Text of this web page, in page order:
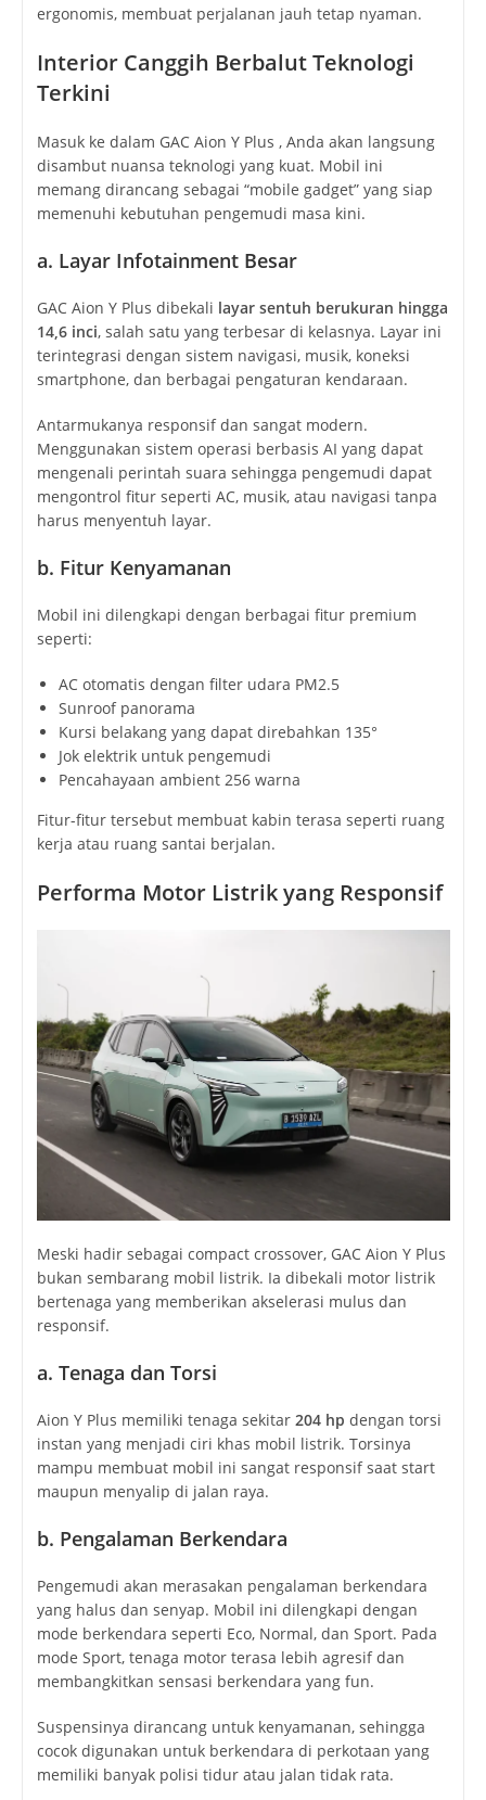
ergonomis, membuat perjalanan jauh tetap nyaman.
Interior Canggih Berbalut Teknologi
Terkini
Masuk ke dalam GAC Aion Y Plus , Anda akan langsung
disambut nuansa teknologi yang kuat. Mobil ini
memang dirancang sebagai “mobile gadget” yang siap
memenuhi kebutuhan pengemudi masa kini.
a. Layar Infotainment Besar
GAC Aion Y Plus dibekali layar sentuh berukuran hingga
14,6 inci, salah satu yang terbesar di kelasnya. Layar ini
terintegrasi dengan sistem navigasi, musik, koneksi
smartphone, dan berbagai pengaturan kendaraan.
Antarmukanya responsif dan sangat modern.
Menggunakan sistem operasi berbasis AI yang dapat
mengenali perintah suara sehingga pengemudi dapat
mengontrol fitur seperti AC, musik, atau navigasi tanpa
harus menyentuh layar.
b. Fitur Kenyamanan
Mobil ini dilengkapi dengan berbagai fitur premium
seperti:
AC otomatis dengan filter udara PM2.5
Sunroof panorama
Kursi belakang yang dapat direbahkan 135°
Jok elektrik untuk pengemudi
Pencahayaan ambient 256 warna
Fitur-fitur tersebut membuat kabin terasa seperti ruang
kerja atau ruang santai berjalan.
Performa Motor Listrik yang Responsif
Meski hadir sebagai compact crossover, GAC Aion Y Plus
bukan sembarang mobil listrik. Ia dibekali motor listrik
bertenaga yang memberikan akselerasi mulus dan
responsif.
a. Tenaga dan Torsi
Aion Y Plus memiliki tenaga sekitar 204 hp dengan torsi
instan yang menjadi ciri khas mobil listrik. Torsinya
mampu membuat mobil ini sangat responsif saat start
maupun menyalip di jalan raya.
b. Pengalaman Berkendara
Pengemudi akan merasakan pengalaman berkendara
yang halus dan senyap. Mobil ini dilengkapi dengan
mode berkendara seperti Eco, Normal, dan Sport. Pada
mode Sport, tenaga motor terasa lebih agresif dan
membangkitkan sensasi berkendara yang fun.
Suspensinya dirancang untuk kenyamanan, sehingga
cocok digunakan untuk berkendara di perkotaan yang
memiliki banyak polisi tidur atau jalan tidak rata.